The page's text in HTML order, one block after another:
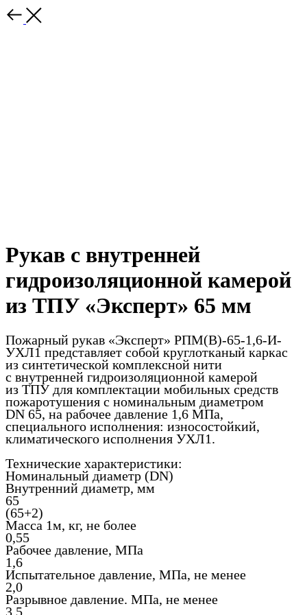
Рукав с внутренней
гидроизоляционной камерой
из ТПУ «Эксперт» 65 мм
Пожарный рукав «Эксперт» РПМ(В)-65-1,6-И-
УХЛ1 представляет собой круглотканый каркас
из синтетической комплексной нити
с внутренней гидроизоляционной камерой
из ТПУ для комплектации мобильных средств
пожаротушения с номинальным диаметром
DN 65, на рабочее давление 1,6 МПа,
специального исполнения: износостойкий,
климатического исполнения УХЛ1.
Технические характеристики:
Номинальный диаметр (DN)
Внутренний диаметр, мм
65
(65+2)
Масса 1м, кг, не более
0,55
Рабочее давление, МПа
1,6
Испытательное давление, МПа, не менее
2,0
Разрывное давление. МПа, не менее
3,5